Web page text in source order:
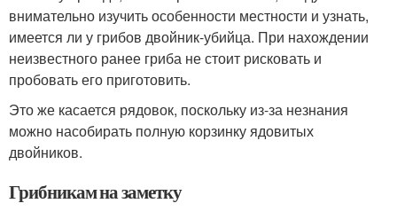
внимательно изучить особенности местности и узнать,
имеется ли у грибов двойник-убийца. При нахождении
неизвестного ранее гриба не стоит рисковать и
пробовать его приготовить.
Это же касается рядовок, поскольку из-за незнания
можно насобирать полную корзинку ядовитых
двойников.
Грибникам на заметку